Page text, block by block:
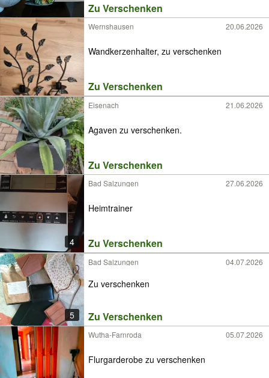
Zu Verschenken
Wernshausen 20.06.2026
Wandkerzenhalter, zu verschenken
Zu Verschenken
Eisenach 21.06.2026
Agaven zu verschenken.
Zu Verschenken
4
Bad Salzungen 27.06.2026
Heimtrainer
Zu Verschenken
5
Bad Salzungen 04.07.2026
Zu verschenken
Zu Verschenken
Wutha-Farnroda 05.07.2026
Flurgarderobe zu verschenken